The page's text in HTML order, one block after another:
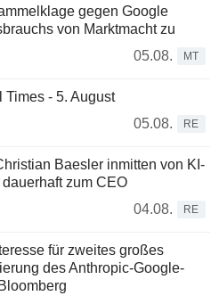
gegen Google
von Marktmacht zu
05.08.
MT
- 5. August
05.08.
RE
Baesler inmitten von KI-
zum CEO
04.08.
RE
für zweites großes
des Anthropic-Google-